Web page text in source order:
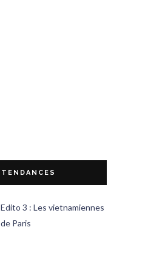
TENDANCES
Edito 3 : Les vietnamiennes
de Paris